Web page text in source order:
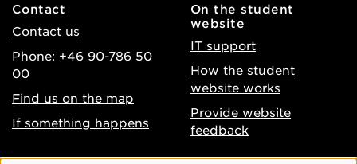
Contact
Contact us
Phone: +46 90-786 50
00
Find us on the map
If something happens
On the student
website
IT support
How the student
website works
Provide website
feedback